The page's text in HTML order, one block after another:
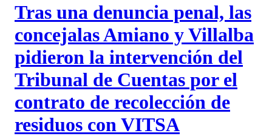
Tras una denuncia penal, las
concejalas Amiano y Villalba
pidieron la intervención del
Tribunal de Cuentas por el
contrato de recolección de
residuos con VITSA